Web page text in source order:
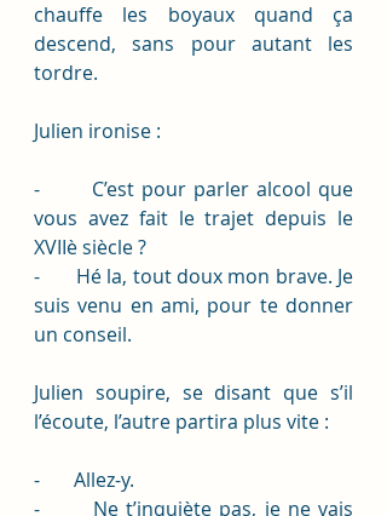
chauffe les boyaux quand ça
descend, sans pour autant les
tordre.
Julien ironise :
-       C’est pour parler alcool que
vous avez fait le trajet depuis le
XVIIè siècle ?
-       Hé la, tout doux mon brave. Je
suis venu en ami, pour te donner
un conseil.
Julien soupire, se disant que s’il
l’écoute, l’autre partira plus vite :
-       Allez-y.
-       Ne t’inquiète pas, je ne vais